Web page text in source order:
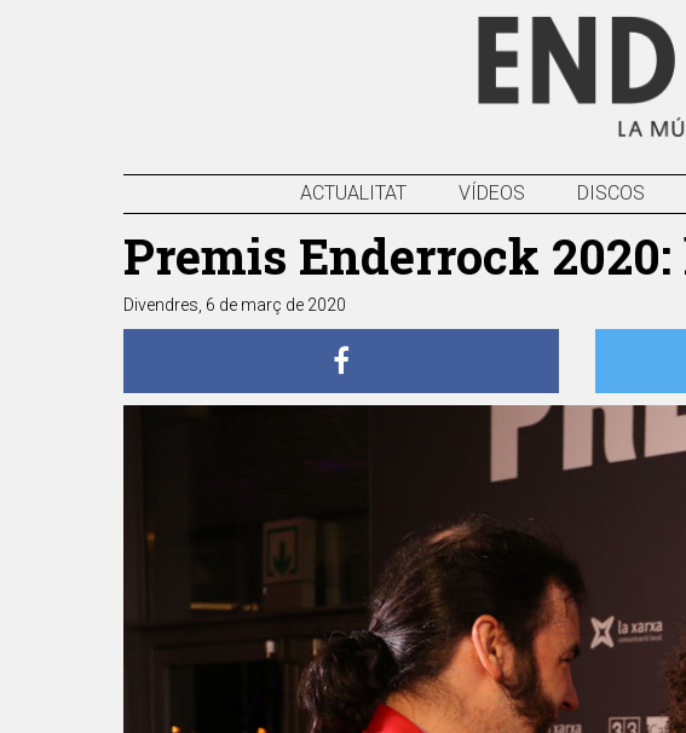
ACTUALITAT VÍDEOS DISCOS
Premis Enderrock
Divendres, 6 de març de 2020